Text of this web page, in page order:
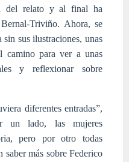
del relato y al final ha
Triviño. Ahora, se
sus ilustraciones, unas
camino para ver a unas
y reflexionar sobre
diferentes entradas”,
un lado, las mujeres
pero por otro todas
saber más sobre Federico